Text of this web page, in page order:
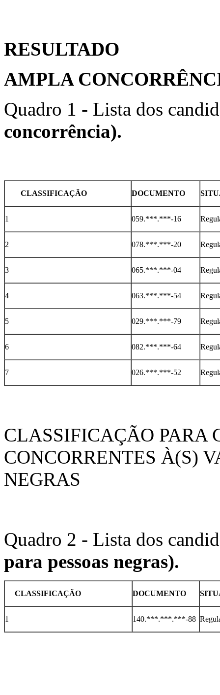
RESULTADO
AMPLA
Quadro 1 - Lista dos
concorrência).
CLASSIFICAÇÃO DOCUMENTO
1 059.***.***-16
2 078.***.***-20
3 065.***.***-04
4 063.***.***-54
5 029.***.***-79
6 082.***.***-64
7 026.***.***-52
CLASSIFICAÇÃO PARA
CONCORRENTES À(S)
NEGRAS
Quadro 2 - Lista dos
para pessoas negras).
CLASSIFICAÇÃO DOCUMENTO
1 140.***.***.***-88